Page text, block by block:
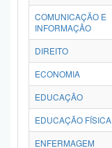
COMUNICAÇÃO E
INFORMAÇÃO
DIREITO
ECONOMIA
EDUCAÇÃO
EDUCAÇÃO FÍSICA
ENFERMAGEM